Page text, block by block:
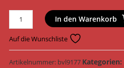
Trixie
Hundespielzeug
Ball
Naturgummi
ø
In den Warenkorb
Auf die Wunschliste
Artikelnummer: bvl9177 Kategorien: